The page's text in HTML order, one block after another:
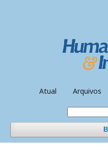
Atual Arquivos